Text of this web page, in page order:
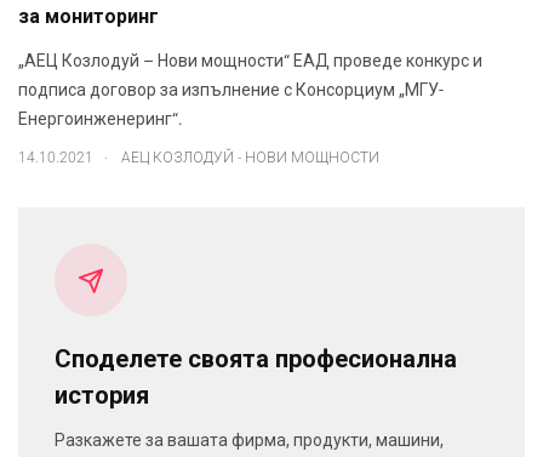
за мониторинг
„АЕЦ Козлодуй – Нови мощности“ ЕАД проведе конкурс и
подписа договор за изпълнение с Консорциум „МГУ-
Енергоинженеринг“.
14.10.2021 . АЕЦ КОЗЛОДУЙ - НОВИ МОЩНОСТИ
Споделете своята професионална
история
Разкажете за вашата фирма, продукти, машини,